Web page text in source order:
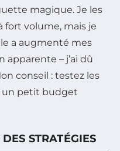
magique. Je les
fort volume, mais je
a augmenté mes
apparente – j’ai dû
conseil : testez les
un petit budget
STRATÉGIES